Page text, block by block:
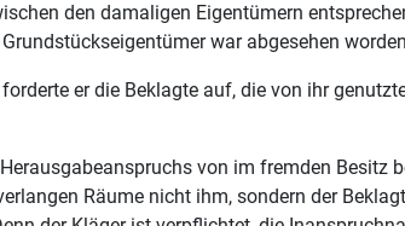
den damaligen Eigentümern
war abgesehen
er die Beklagte auf, die von ihr
von im fremden Besitz
Räume nicht ihm, sondern der